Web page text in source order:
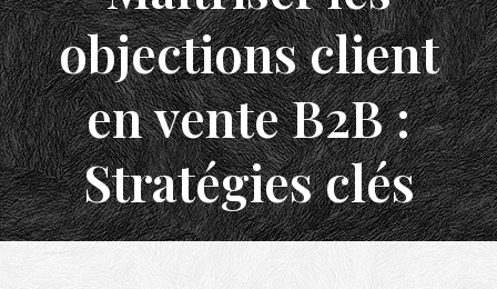
objections client
en vente B2B :
Stratégies clés